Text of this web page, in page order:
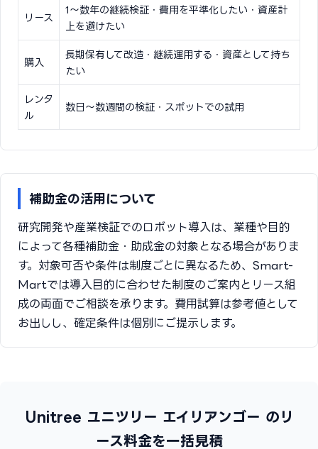
リース
1〜数年の継続検証・費用を平準化したい・資産計
上を避けたい
購入
長期保有して改造・継続運用する・資産として持ち
たい
レンタ
ル
数日〜数週間の検証・スポットでの試用
補助金の活用について
研究開発や産業検証でのロボット導入は、業種や目的
によって各種補助金・助成金の対象となる場合がありま
す。対象可否や条件は制度ごとに異なるため、Smart-
Martでは導入目的に合わせた制度のご案内とリース組
成の両面でご相談を承ります。費用試算は参考値として
お出しし、確定条件は個別にご提示します。
Unitree ユニツリー エイリアンゴー のリ
ース料金を一括見積